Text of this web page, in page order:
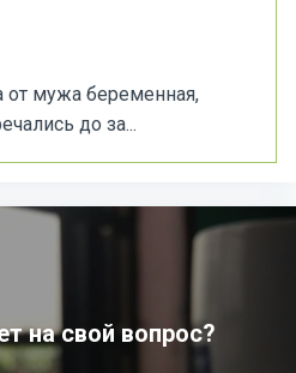
мужа беременная,
до за...
на свой вопрос?